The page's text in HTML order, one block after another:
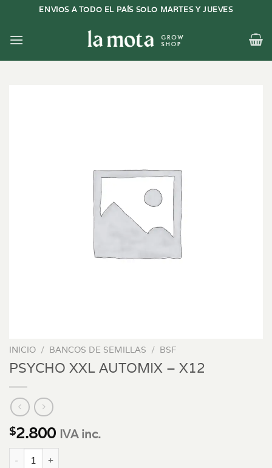
contenido
ENVIOS A TODO EL PAÍS SOLO MARTES Y JUEVES
INICIO / BANCOS DE SEMILLAS / BSF
PSYCHO XXL AUTOMIX – X12
$2.800 IVA inc.
PSYCHO XXL AUTOMIX - X12 cantidad